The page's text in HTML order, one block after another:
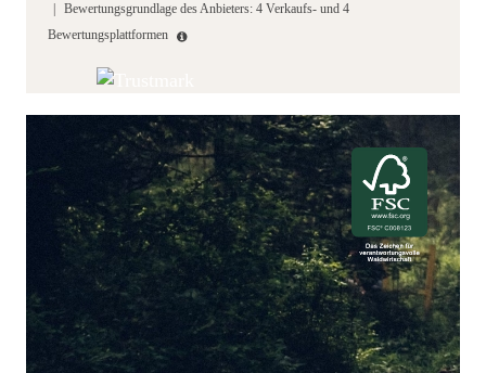
Bewertungsgrundlage des Anbieters: 4 Verkaufs- und 4
Bewertungsplattformen